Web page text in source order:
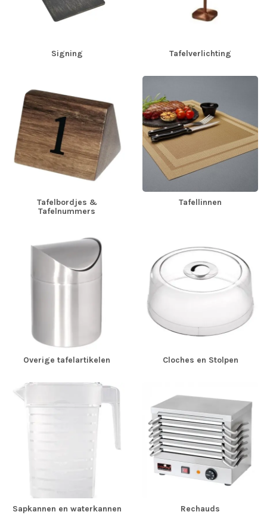
Signing Tafelverlichting
Tafelbordjes &
Tafelnummers
Tafellinnen
Overige tafelartikelen Cloches en Stolpen
Sapkannen en waterkannen Rechauds